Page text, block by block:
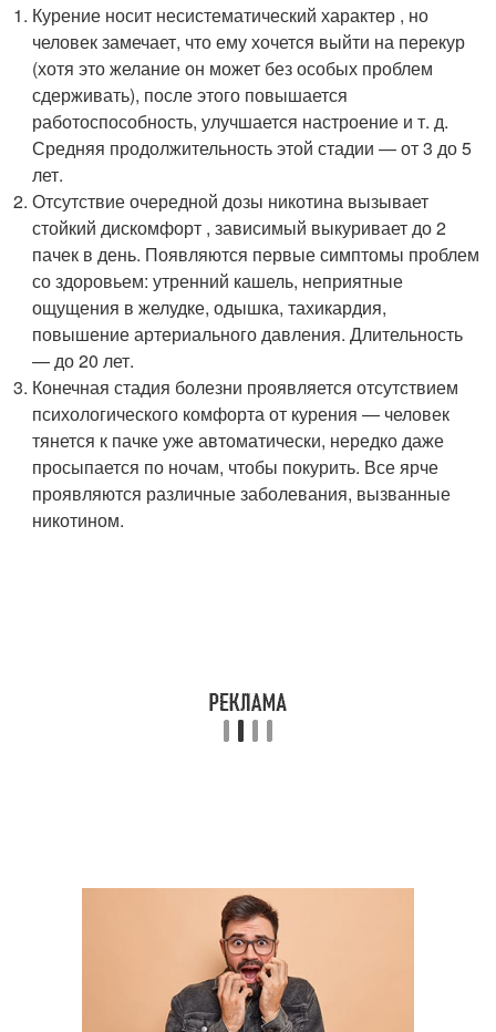
Курение носит несистематический характер , но
человек замечает, что ему хочется выйти на перекур
(хотя это желание он может без особых проблем
сдерживать), после этого повышается
работоспособность, улучшается настроение и т. д.
Средняя продолжительность этой стадии — от 3 до 5
лет.
Отсутствие очередной дозы никотина вызывает
стойкий дискомфорт , зависимый выкуривает до 2
пачек в день. Появляются первые симптомы проблем
со здоровьем: утренний кашель, неприятные
ощущения в желудке, одышка, тахикардия,
повышение артериального давления. Длительность
— до 20 лет.
Конечная стадия болезни проявляется отсутствием
психологического комфорта от курения — человек
тянется к пачке уже автоматически, нередко даже
просыпается по ночам, чтобы покурить. Все ярче
проявляются различные заболевания, вызванные
никотином.